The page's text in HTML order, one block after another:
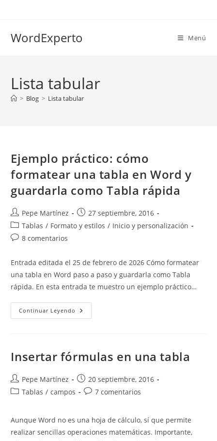
WordExperto Menú
Lista tabular
> Blog > Lista tabular
Ejemplo práctico: cómo
formatear una tabla en Word y
guardarla como Tabla rápida
Autor
de
la
entrada:
Pepe Martínez
Publicación
de
la
27 septiembre, 2016
Categoría
de
Tablas / Formato y estilos / Inicio y personalización
Comentarios
la
entrada:
8 comentarios
Entrada editada el 25 de febrero de 2026 Cómo formatear
una tabla en Word paso a paso y guardarla como Tabla
rápida. En esta entrada te muestro un ejemplo práctico…
Continuar Leyendo Ejemplo
Práctico:
Word
Como
Tabla
Rápida
Insertar fórmulas en una tabla
Autor
de
Pepe Martínez
Publicación
de
20 septiembre, 2016
Categoría
entrada:
Tablas / campos
Comentarios
entrada:
7 comentarios
Aunque Word no es una hoja de cálculo, sí que permite
realizar sencillas operaciones matemáticas. Importante,